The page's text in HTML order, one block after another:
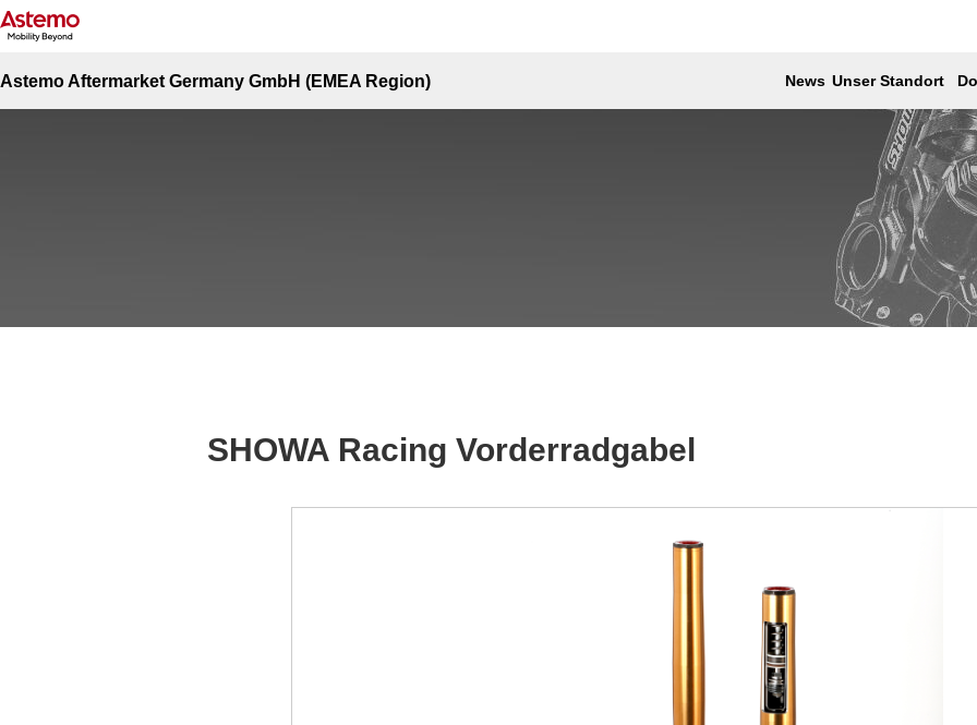
Astemo Aftermarket Germany GmbH (EMEA Region) News Unser Standort
SHOWA Racing Vorderradgabel
Site Top
SHOWA Racing Vorderradgabel